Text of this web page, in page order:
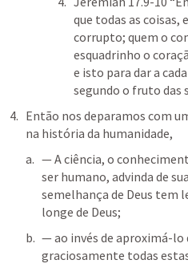
que todas as coisas,
corrupto; quem o
esquadrinho o
e isto para dar a
segundo o fruto das
Então nos deparamos com
na história da humanidade,
— A ciência, o
ser humano, advinda de
semelhança de Deus tem
longe de Deus;
— ao invés de aproximá-lo
graciosamente todas